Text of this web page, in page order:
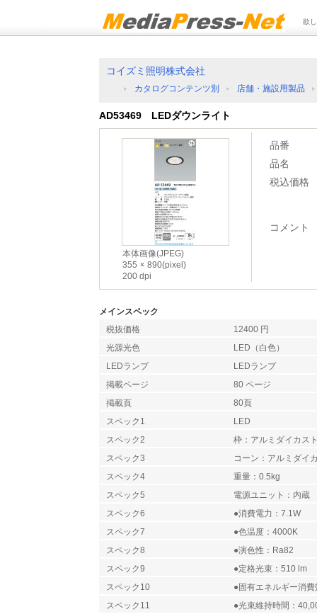
欲
コイズミ照明株式会社
カタログコンテンツ別 店舗・施設用製品
AD53469 LEDダウンライト
本体画像(JPEG)
355
890(pixel)
200 dpi
品番
品名
税込価格
コメント
メインスペック
税抜価格
12400 円
光源光色
LED（白色）
LEDランプ
LEDランプ
掲載ページ
80 ページ
掲載頁
80頁
スペック1
LED
スペック2
枠：アルミダイカス
スペック3
コーン：アルミダイ
スペック4
重量：0.5kg
スペック5
電源ユニット：内蔵
スペック6
●消費電力：7.1W
スペック7
●色温度：4000K
スペック8
●演色性：Ra82
スペック9
●定格光束：510 lm
スペック10
●固有エネルギー消
スペック11
●光束維持時間：